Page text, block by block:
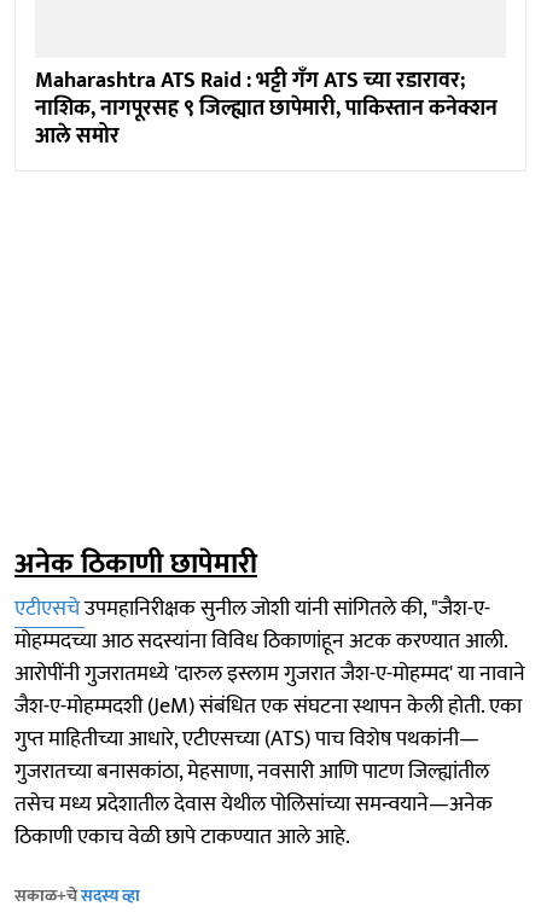
Maharashtra ATS Raid : भट्टी गँग ATS च्या रडारावर;
नाशिक, नागपूरसह ९ जिल्ह्यात छापेमारी, पाकिस्तान कनेक्शन
आले समोर
अनेक ठिकाणी छापेमारी
एटीएसचेउपमहानिरीक्षक सुनील जोशी यांनी सांगितले की, "जैश-ए-
मोहम्मदच्या आठ सदस्यांना विविध ठिकाणांहून अटक करण्यात आली.
आरोपींनी गुजरातमध्ये 'दारुल इस्लाम गुजरात जैश-ए-मोहम्मद' या नावाने
जैश-ए-मोहम्मदशी (JeM) संबंधित एक संघटना स्थापन केली होती. एका
गुप्त माहितीच्या आधारे, एटीएसच्या (ATS) पाच विशेष पथकांनी—
गुजरातच्या बनासकांठा, मेहसाणा, नवसारी आणि पाटण जिल्ह्यांतील
तसेच मध्य प्रदेशातील देवास येथील पोलिसांच्या समन्वयाने—अनेक
ठिकाणी एकाच वेळी छापे टाकण्यात आले आहे.
सकाळ+चेसदस्य व्हा